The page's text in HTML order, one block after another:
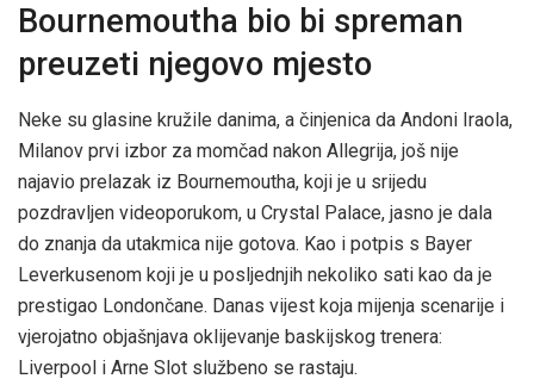
Bournemoutha bio bi spreman
preuzeti njegovo mjesto
Neke su glasine kružile danima, a činjenica da Andoni Iraola,
Milanov prvi izbor za momčad nakon Allegrija, još nije
najavio prelazak iz Bournemoutha, koji je u srijedu
pozdravljen videoporukom, u Crystal Palace, jasno je dala
do znanja da utakmica nije gotova. Kao i potpis s Bayer
Leverkusenom koji je u posljednjih nekoliko sati kao da je
prestigao Londončane. Danas vijest koja mijenja scenarije i
vjerojatno objašnjava oklijevanje baskijskog trenera:
Liverpool i Arne Slot službeno se rastaju.